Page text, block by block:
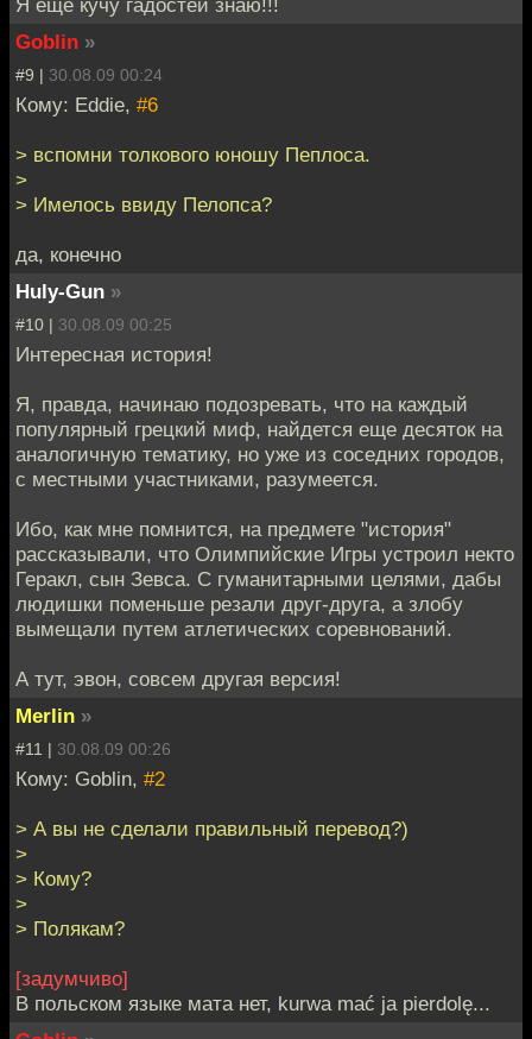
Goblin »
#9 | 30.08.09 00:24
Кому: Eddie, #6
> вспомни толкового юношу Пеплоса.
>
> Имелось ввиду Пелопса?
да, конечно
Huly-Gun »
#10 | 30.08.09 00:25
Интересная история!
Я, правда, начинаю подозревать, что на каждый
популярный грецкий миф, найдется еще десяток на
аналогичную тематику, но уже из соседних городов,
с местными участниками, разумеется.
Ибо, как мне помнится, на предмете "история"
рассказывали, что Олимпийские Игры устроил некто
Геракл, сын Зевса. С гуманитарными целями, дабы
людишки поменьше резали друг-друга, а злобу
вымещали путем атлетических соревнований.
А тут, эвон, совсем другая версия!
Merlin »
#11 | 30.08.09 00:26
Кому: Goblin, #2
> А вы не сделали правильный перевод?)
>
> Кому?
>
> Полякам?
[задумчиво]
В польском языке мата нет, kurwa mać ja pierdolę...